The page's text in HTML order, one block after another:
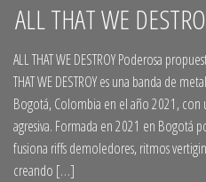
ALL THAT WE
ALL THAT WE DESTROY Poderosa
THAT WE DESTROY es una banda de
Bogotá, Colombia en el año 2021,
agresiva. Formada en 2021 en Bogotá
fusiona riffs demoledores, ritmos
creando […]